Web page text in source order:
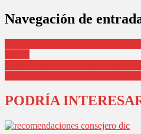
Navegación de
PODRÍA